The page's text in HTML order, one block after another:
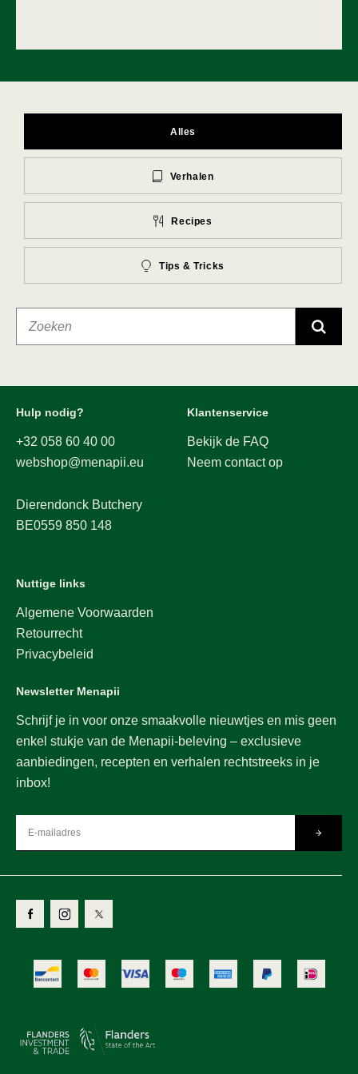
Alles
Verhalen
Recipes
Tips & Tricks
Hulp nodig?
+32 058 60 40 00
webshop@menapii.eu
Dierendonck Butchery
BE0559 850 148
Klantenservice
Bekijk de FAQ
Neem contact op
Nuttige links
Algemene Voorwaarden
Retourrecht
Privacybeleid
Newsletter Menapii
Schrijf je in voor onze smaakvolle nieuwtjes en mis geen
enkel stukje van de Menapii-beleving – exclusieve
aanbiedingen, recepten en verhalen rechtstreeks in je
inbox!
ons
op
Volg
ons
op
ons
op